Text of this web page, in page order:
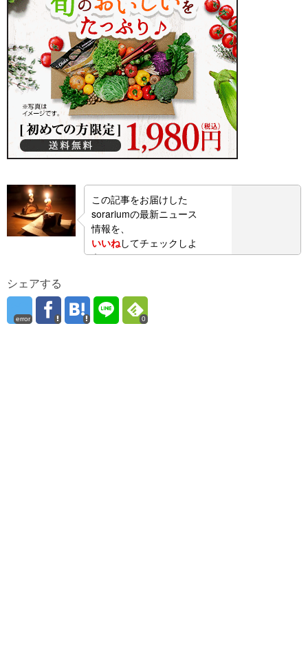
この記事をお届けした
sorariumの最新ニュース
情報を、
いいねしてチェックしよ
う！
シェアする
error 0